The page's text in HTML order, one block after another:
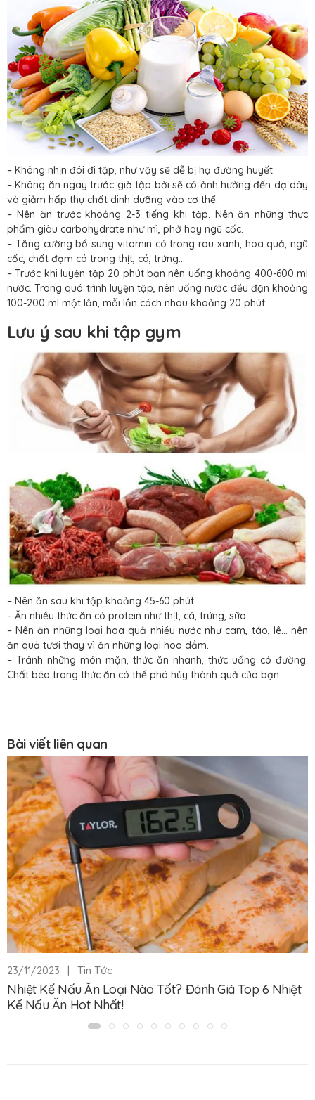
– Không nhịn đói đi tập, như vậy sẽ dễ bị hạ đường huyết.
– Không ăn ngay trước giờ tập bởi sẽ có ảnh hưởng đến dạ dày
và giảm hấp thụ chất dinh dưỡng vào cơ thể.
– Nên ăn trước khoảng 2-3 tiếng khi tập. Nên ăn những thực
phẩm giàu carbohydrate như mì, phở hay ngũ cốc.
– Tăng cường bổ sung vitamin có trong rau xanh, hoa quả, ngũ
cốc, chất đạm có trong thịt, cá, trứng…
– Trước khi luyện tập 20 phút bạn nên uống khoảng 400-600 ml
nước. Trong quá trình luyện tập, nên uống nước đều đặn khoảng
100-200 ml một lần, mỗi lần cách nhau khoảng 20 phút.
Lưu ý sau khi tập gym
– Nên ăn sau khi tập khoảng 45-60 phút.
– Ăn nhiều thức ăn có protein như thịt, cá, trứng, sữa…
– Nên ăn những loại hoa quả nhiều nước như cam, táo, lê… nên
ăn quả tươi thay vì ăn những loại hoa dầm.
– Tránh những món mặn, thức ăn nhanh, thức uống có đường.
Chất béo trong thức ăn có thể phá hủy thành quả của bạn.
Bài viết liên quan
23/11/2023 Tin Tức
Nhiệt Kế Nấu Ăn Loại Nào Tốt? Đánh Giá Top 6 Nhiệt
Kế Nấu Ăn Hot Nhất!